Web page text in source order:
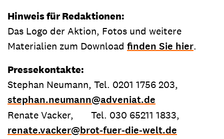
Hinweis für Redaktionen:
Das Logo der Aktion, Fotos und weitere
Materialien zum Download finden Sie hier.
Pressekontakte:
Stephan Neumann, Tel. 0201 1756 203,
stephan.neumann@adveniat.de
Renate Vacker, Tel. 030 65211 1833,
renate.vacker@brot-fuer-die-welt.de